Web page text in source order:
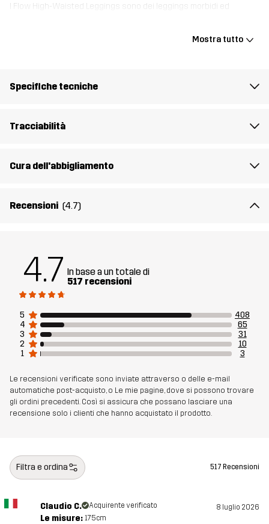
I Flow High-Waisted Leggings sono dei leggings morbidi ed
Dotati di vita alta che dà sostegno ed elastico in vita che resta
tessera, puoi usarli per corse trail, esplorazioni urbane e perfino
performance al tuo stile di vita attivo.
Materiale
Peso 226g per una taglia M
Sostenibilità
Realizzato per CORSA E ALLENAMENTO
Numero di
articolo
11189_2001
Mostra tutto
Specifiche tecniche
Tracciabilità
Cura dell'abbigliamento
Recensioni (4.7)
4.7 In base a un totale di
517 recensioni
5
408
4
65
3
31
2
10
1
3
Le recensioni verificate sono inviate attraverso o delle e-mail
automatiche post-acquisto, o Le mie pagine, dove si possono trovare
gli ordini precedenti. Così si assicura che possano lasciare una
recensione solo i clienti che hanno acquistato il prodotto.
Filtra e ordina 517 Recensioni
Claudio C. Acquirente verificato 8 luglio 2026
Le misure: 175cm